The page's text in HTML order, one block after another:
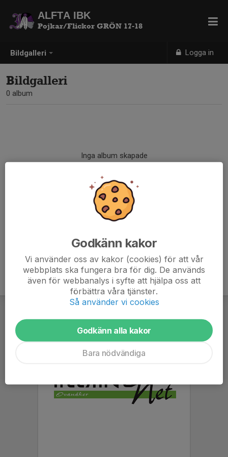
Bildgalleri Logga in
ALFTA IBK
Pojkar/Flickor GRÖN 17-18
Bildgalleri
0 album
Inga album skapade
Godkänn kakor
Vi använder oss av kakor (cookies) för att vår
webbplats ska fungera bra för dig. De används
även för webbanalys i syfte att hjälpa oss att
förbättra våra tjänster.
Så använder vi cookies
Godkänn alla kakor
Bara nödvändiga